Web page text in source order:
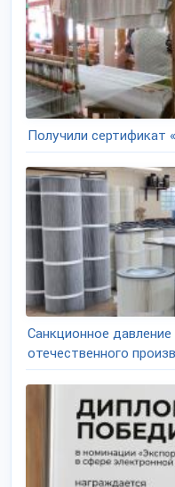
Получили сертификат
Санкционное
отечественного